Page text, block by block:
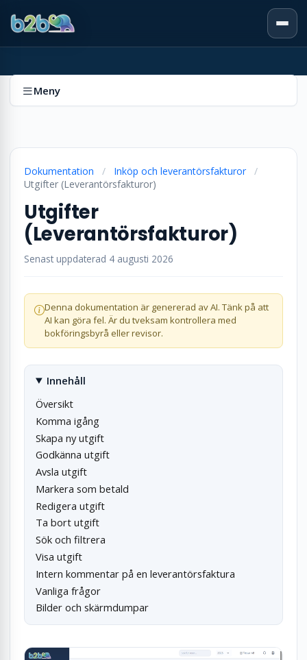
Meny
Dokumentation / Inköp och leverantörsfakturor
/
Utgifter (Leverantörsfakturor)
Utgifter
(Leverantörsfakturor)
Senast uppdaterad 4 augusti 2026
Denna dokumentation är genererad av AI. Tänk på att
AI kan göra fel. Är du tveksam kontrollera med
bokföringsbyrå eller revisor.
Innehåll
Översikt
Komma igång
Skapa ny utgift
Godkänna utgift
Avsla utgift
Markera som betald
Redigera utgift
Ta bort utgift
Sök och filtrera
Visa utgift
Intern kommentar på en leverantörsfaktura
Vanliga frågor
Bilder och skärmdumpar